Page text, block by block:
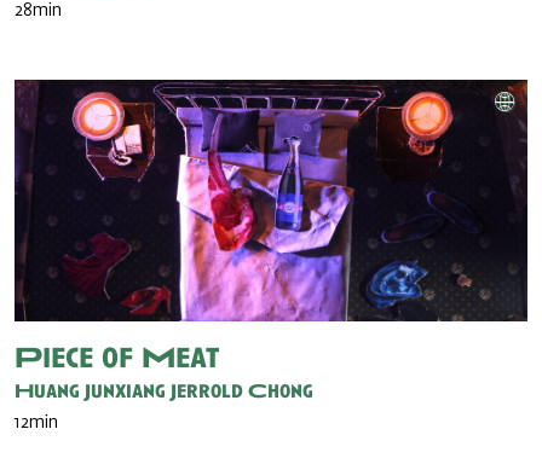
28min
Piece of Meat
Huang Junxiang Jerrold Chong
12min